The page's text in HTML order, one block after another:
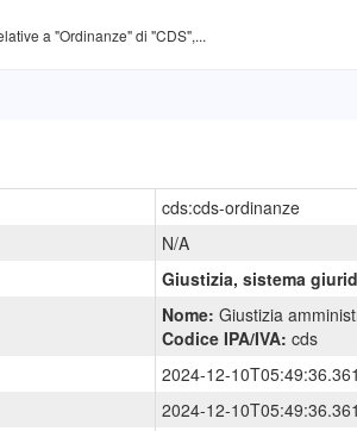
a "Ordinanze" di "CDS",...
cds:cds-ordinanze
N/A
Giustizia, sistema
Nome: Giustizia
Codice IPA/IVA: cds
2024-12-
2024-12-